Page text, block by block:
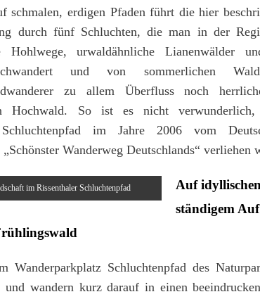
schmalen, erdigen Pfaden führt die hier
durch fünf Schluchten, die man in der
Hohlwege, urwaldähnliche Lianenwälder
und von sommerlichen
zu allem Überfluss noch
Hochwald. So ist es nicht
Schluchtenpfad im Jahre 2006 vom
Wanderweg Deutschlands“ verliehen
im Rissenthaler Schluchtenpfad
Auf
ständigem
Wanderparkplatz Schluchtenpfad des
und wandern kurz darauf in einen